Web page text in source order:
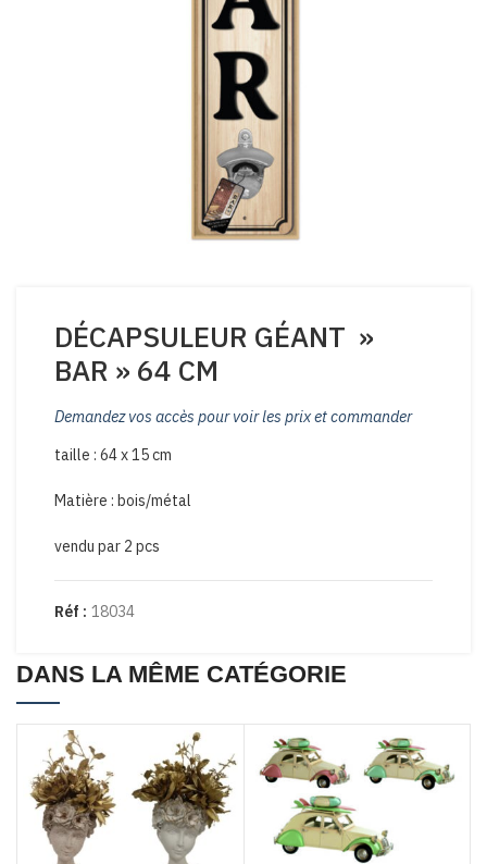
DÉCAPSULEUR GÉANT »
BAR » 64 CM
Demandez vos accès pour voir les prix et commander
taille : 64 x 15 cm
Matière : bois/métal
vendu par 2 pcs
Réf : 18034
DANS LA MÊME CATÉGORIE